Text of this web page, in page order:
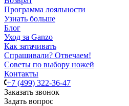
Программа лояльности
Узнать больше
Блог
Уход за Ganzo
Как затачивать
Спрашивали? Отвечаем!
Советы по выбору ножей
Контакты
+7 (499) 322-36-47
Заказать звонок
Задать вопрос